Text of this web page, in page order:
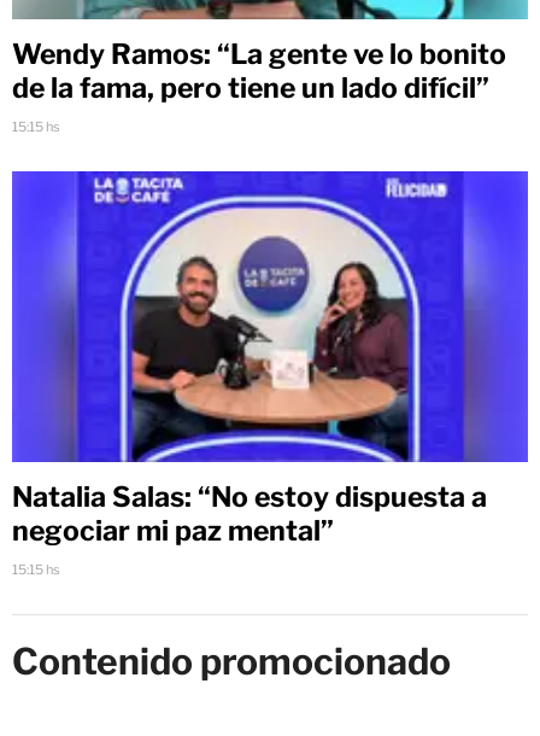
Wendy Ramos: “La gente ve lo bonito
de la fama, pero tiene un lado difícil”
15:15 hs
Natalia Salas: “No estoy dispuesta a
negociar mi paz mental”
15:15 hs
Contenido promocionado